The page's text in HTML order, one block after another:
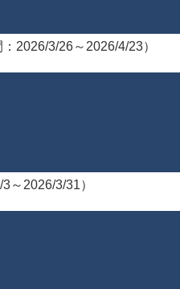
2026/3/26～2026/4/23）
～2026/3/31）